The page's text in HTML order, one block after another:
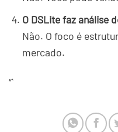
O DSLite faz análise
Não. O foco é
mercado.
“`